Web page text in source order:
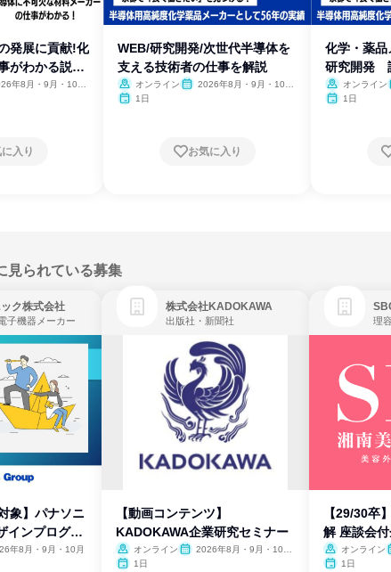
発展に貢献!化
がわかる説明
年8月・9月・10
入り
WEB/研究開発/次世代半導体を
支える技術者の仕事を解説
オンライン
2026年8月・9月・10
1日
お気に入り
化学・薬品
研究開発
【WEB】
オンライン
1日
見られている募集
ク株式会社
子機器メーカー
象】パナソニ
インプログラ
年8月・9月・10月
株式会社KADOKAWA
出版社・新聞社
【動画コンテンツ】
KADOKAWA企業研究セミナー
オンライン
2026年8月・9月・10
1日
【29/30卒
解 座談会
オンライン
1日